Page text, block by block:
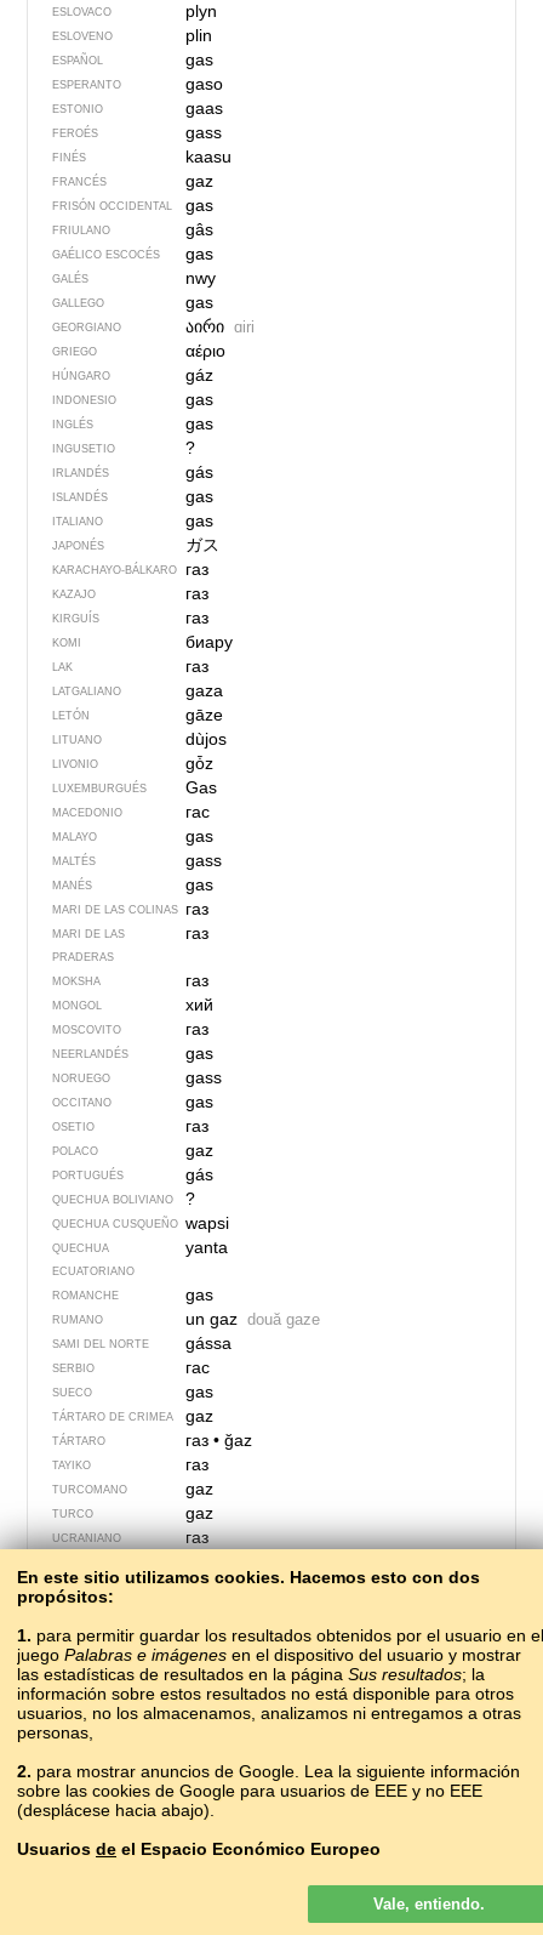
ESLOVACO plyn
ESLOVENO plin
ESPAÑOL gas
ESPERANTO gaso
ESTONIO gaas
FEROÉS gass
FINÉS kaasu
FRANCÉS gaz
FRISÓN OCCIDENTAL gas
FRIULANO gâs
GAÉLICO ESCOCÉS gas
GALÉS nwy
GALLEGO gas
GEORGIANO აირი ɑiri
GRIEGO αέριο
HÚNGARO gáz
INDONESIO gas
INGLÉS gas
INGUSETIO ?
IRLANDÉS gás
ISLANDÉS gas
ITALIANO gas
JAPONÉS ガス
KARACHAYO-BÁLKARO газ
KAZAJO газ
KIRGUÍS газ
KOMI биару
LAK газ
LATGALIANO gaza
LETÓN gāze
LITUANO dùjos
LIVONIO gȱz
LUXEMBURGUÉS Gas
MACEDONIO гас
MALAYO gas
MALTÉS gass
MANÉS gas
MARI DE LAS COLINAS газ
MARI DE LAS
PRADERAS
газ
MOKSHA газ
MONGOL хий
MOSCOVITO газ
NEERLANDÉS gas
NORUEGO gass
OCCITANO gas
OSETIO газ
POLACO gaz
PORTUGUÉS gás
QUECHUA BOLIVIANO ?
QUECHUA CUSQUEÑO wapsi
QUECHUA
ECUATORIANO
yanta
ROMANCHE gas
RUMANO un gaz două gaze
SAMI DEL NORTE gássa
SERBIO гас
SUECO gas
TÁRTARO DE CRIMEA gaz
TÁRTARO газ• ğaz
TAYIKO газ
TURCOMANO gaz
TURCO gaz
UCRANIANO газ
UZBEKO gaz
VIETNAMITA chất khí
VILAMOVICIANO ?
YAKUTO гаас
YIDIS גאַז
En este sitio utilizamos cookies. Hacemos esto con dos
propósitos:
1. para permitir guardar los resultados obtenidos por el usuario en el
juego Palabras e imágenes en el dispositivo del usuario y mostrar
las estadísticas de resultados en la página Sus resultados; la
información sobre estos resultados no está disponible para otros
usuarios, no los almacenamos, analizamos ni entregamos a otras
personas,
2. para mostrar anuncios de Google. Lea la siguiente información
sobre las cookies de Google para usuarios de EEE y no EEE
(desplácese hacia abajo).
Usuarios de el Espacio Económico Europeo
Los anuncios de Google que se muestran en nuestro sitio para los
son personalizados. Si bien estos anuncios no
usan cookies para la personalización de los anuncios, sí lo hacen
Vale, entiendo.